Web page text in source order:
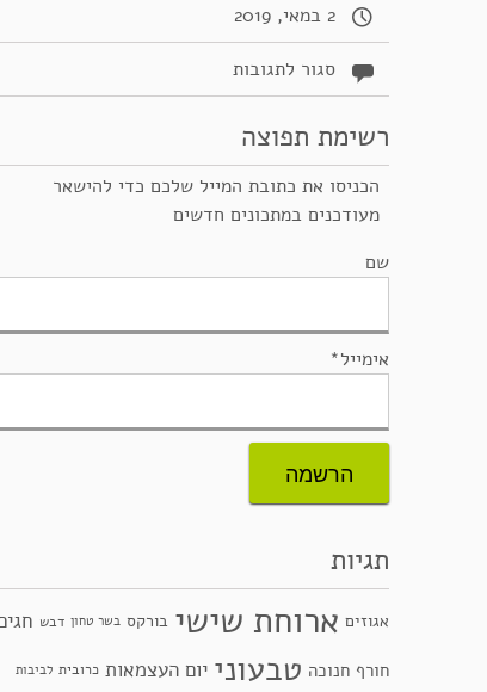
2 במאי, 2019
סגור לתגובותעל
כנאפה
רשימת תפוצה
הכניסו את כתובת המייל שלכם כדי להישאר
מעודכנים במתכונים חדשים
שם
אימייל*
תגיות
אגוזים ארוחת שישי בורקס בשר טחון דבש
חורף חנוכה טבעוני יום העצמאות כרובית לביבות